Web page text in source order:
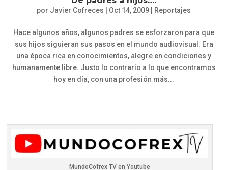
por Javier Cofreces Oct 14, 2009 Reportajes
Hace algunos años, algunos padres se esforzaron para que
sus hijos siguieran sus pasos en el mundo audiovisual. Era
una época rica en conocimientos, alegre en condiciones y
humanamente libre. Justo lo contrario a lo que encontramos
hoy en día, con una profesión más...
MundoCofrex TV en Youtube